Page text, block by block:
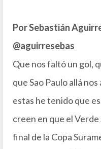
Por Sebastián
@aguirresebas
Que nos faltó un gol,
que Sao Paulo allá
estas he tenido que
creen en que el
final de la Copa